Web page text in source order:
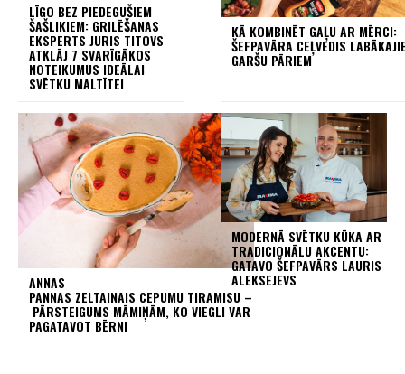
LĪGO BEZ PIEDEGUŠIEM
ŠAŠLIKIEM: GRILĒŠANAS
EKSPERTS JURIS TITOVS
ATKLĀJ 7 SVARĪGĀKOS
NOTEIKUMUS IDEĀLAI
SVĒTKU MALTĪTEI
KĀ KOMBINĒT GAĻU AR MĒRCI:
ŠEFPAVĀRA CEĻVEDIS
GARŠU PĀRIEM
ANNAS
PANNAS ZELTAINAIS CEPUMU TIRAMISU –
PĀRSTEIGUMS MĀMIŅĀM, KO VIEGLI VAR
PAGATAVOT BĒRNI
MODERNĀ SVĒTKU KŪKA AR
TRADICIONĀLU AKCENTU:
GATAVO ŠEFPAVĀRS LAURIS
ALEKSEJEVS